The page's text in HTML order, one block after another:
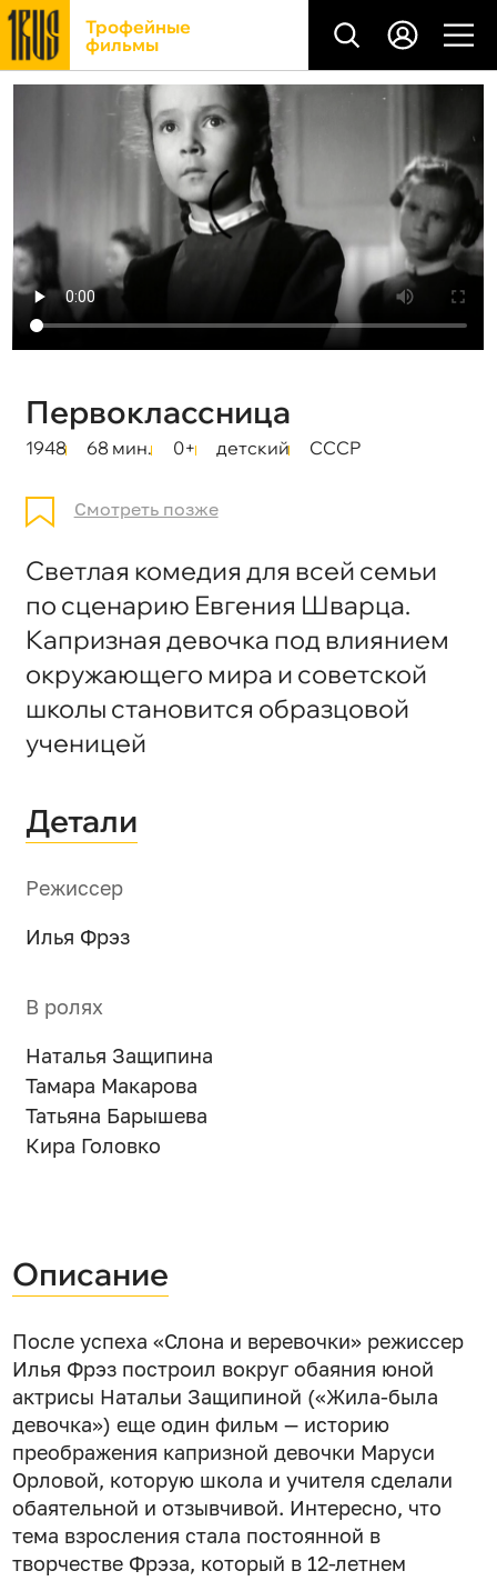
Трофейные
фильмы
Первоклассница
1948 68 мин. 0+ детский СССР
Смотреть позже
Светлая комедия для всей семьи
по сценарию Евгения Шварца.
Капризная девочка под влиянием
окружающего мира и советской
школы становится образцовой
ученицей
Детали
Режиссер
Илья Фрэз
В ролях
Наталья Защипина
Тамара Макарова
Татьяна Барышева
Кира Головко
Описание
После успеха «Слона и веревочки» режиссер
Илья Фрэз построил вокруг обаяния юной
актрисы Натальи Защипиной («Жила-была
девочка») еще один фильм — историю
преображения капризной девочки Маруси
Орловой, которую школа и учителя сделали
обаятельной и отзывчивой. Интересно, что
тема взросления стала постоянной в
творчестве Фрэза, который в 12-летнем